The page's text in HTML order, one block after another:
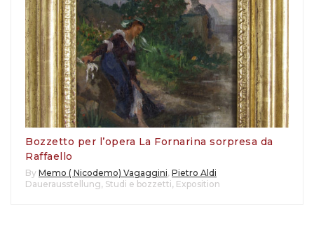
Bozzetto per l’opera La Fornarina sorpresa da
Raffaello
By Memo ( Nicodemo) Vagaggini, Pietro Aldi
Dauerausstellung, Studi e bozzetti, Exposition